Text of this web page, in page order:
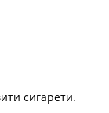
сигарети.